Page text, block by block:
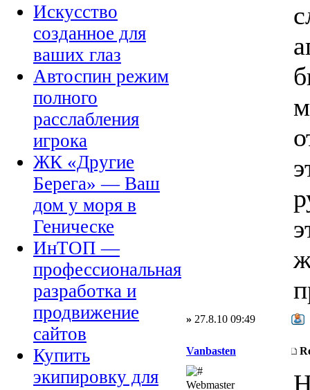
Искусство
созданное для
ваших глаз
Автоспин режим
полного
расслабления
игрока
ЖК «Другие
Берега» — Ваш
дом у моря в
Геническе
ИнТОП —
профессиональная
разработка и
продвижение
сайтов
Купить
экипировку для
» 27.8.10 09:49
Vanbasten
Webmaster